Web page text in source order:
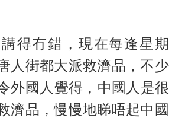
冇錯，現在每逢星期
人街都大派救濟品 ，不少
外國人覺得，中國人是很
濟品，慢慢地睇唔起中國